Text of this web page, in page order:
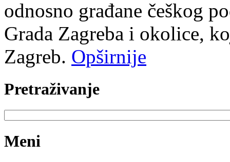
odnosno građane češkog
Grada Zagreba i okolice,
Zagreb. Opširnije
Pretraživanje
Meni